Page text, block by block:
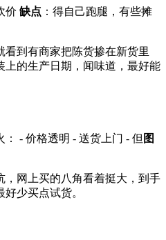
价 缺点 ：得自己跑腿，有些摊
到有商家把陈货掺在新货里
上的生产日期，闻味道，最好能
- 价格透明 - 送货上门 - 但 图
，网上买的八角看着挺大，到手
少买点试货。